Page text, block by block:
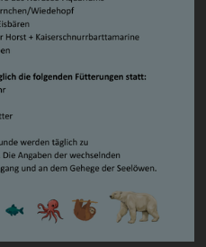
Mähnenrobbe
Dabei liegen die
Achseln oder auf ihrer
werden die Jungtiere
krabbeln sie suchend
von Valeska wird eine
zwischen den
Trinken ist wieder
Mutter/Kind-Stube
Zoos, zurzeit täglich von